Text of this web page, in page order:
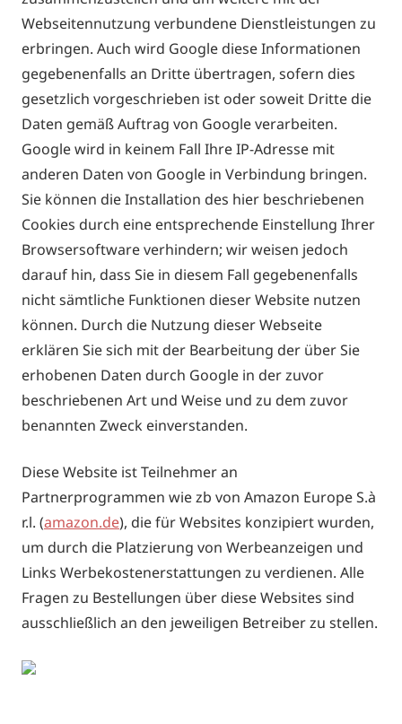
Webseitennutzung verbundene Dienstleistungen zu
erbringen. Auch wird Google diese Informationen
gegebenenfalls an Dritte übertragen, sofern dies
gesetzlich vorgeschrieben ist oder soweit Dritte die
Daten gemäß Auftrag von Google verarbeiten.
Google wird in keinem Fall Ihre IP-Adresse mit
anderen Daten von Google in Verbindung bringen.
Sie können die Installation des hier beschriebenen
Cookies durch eine entsprechende Einstellung Ihrer
Browsersoftware verhindern; wir weisen jedoch
darauf hin, dass Sie in diesem Fall gegebenenfalls
nicht sämtliche Funktionen dieser Website nutzen
können. Durch die Nutzung dieser Webseite
erklären Sie sich mit der Bearbeitung der über Sie
erhobenen Daten durch Google in der zuvor
beschriebenen Art und Weise und zu dem zuvor
benannten Zweck einverstanden.
Diese Website ist Teilnehmer an
Partnerprogrammen wie zb von Amazon Europe S.à
r.l. (amazon.de), die für Websites konzipiert wurden,
um durch die Platzierung von Werbeanzeigen und
Links Werbekostenerstattungen zu verdienen. Alle
Fragen zu Bestellungen über diese Websites sind
ausschließlich an den jeweiligen Betreiber zu stellen.